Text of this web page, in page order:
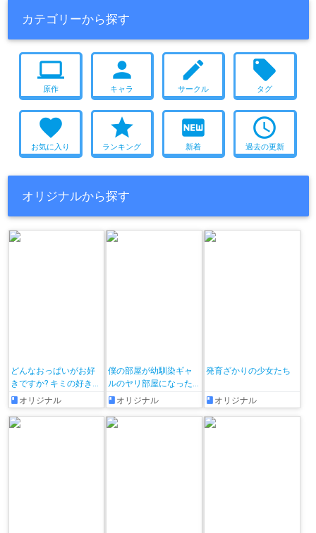
カテゴリーから探す
computer
原作
person
キャラ
create
サークル
local_offer
タグ
favorite
お気に入り
star
ランキング
fiber_new
新着
access_time
過去の更新
オリジナルから探す
どんなおっぱいがお好
きですか? キミの好きな
おっぱいがきっと見つ
かるアンソロジー
オリジナル
僕の部屋が幼馴染ギャ
ルのヤリ部屋になった
話 オリジナル
発育ざかりの少女たち
オリジナル